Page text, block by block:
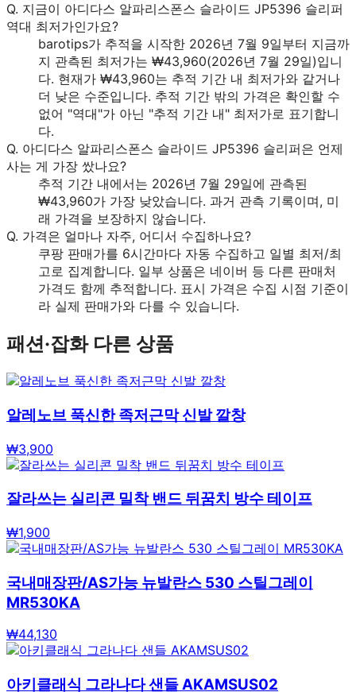
Q. 지금이 아디다스 알파리스폰스 슬라이드 JP5396 슬리퍼
역대 최저가인가요?
barotips가 추적을 시작한 2026년 7월 9일부터 지금까
지 관측된 최저가는 ₩43,960(2026년 7월 29일)입니
다. 현재가 ₩43,960는 추적 기간 내 최저가와 같거나
더 낮은 수준입니다. 추적 기간 밖의 가격은 확인할 수
없어 "역대"가 아닌 "추적 기간 내" 최저가로 표기합니
다.
Q. 아디다스 알파리스폰스 슬라이드 JP5396 슬리퍼은 언제
사는 게 가장 쌌나요?
추적 기간 내에서는 2026년 7월 29일에 관측된
₩43,960가 가장 낮았습니다. 과거 관측 기록이며, 미
래 가격을 보장하지 않습니다.
Q. 가격은 얼마나 자주, 어디서 수집하나요?
쿠팡 판매가를 6시간마다 자동 수집하고 일별 최저/최
고로 집계합니다. 일부 상품은 네이버 등 다른 판매처
가격도 함께 추적합니다. 표시 가격은 수집 시점 기준이
라 실제 판매가와 다를 수 있습니다.
패션·잡화다른 상품
알레노브 푹신한 족저근막 신발 깔창
₩3,900
잘라쓰는 실리콘 밀착 밴드 뒤꿈치 방수 테이프
₩1,900
국내매장판/AS가능 뉴발란스 530 스틸그레이
MR530KA
₩44,130
아키클래식 그라나다 샌들 AKAMSUS02